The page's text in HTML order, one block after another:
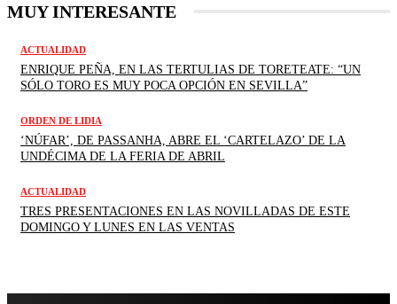
MUY INTERESANTE
ACTUALIDAD
ENRIQUE PEÑA, EN LAS TERTULIAS DE TORETEATE: “UN
SÓLO TORO ES MUY POCA OPCIÓN EN SEVILLA”
ORDEN DE LIDIA
‘NÚFAR’, DE PASSANHA, ABRE EL ‘CARTELAZO’ DE LA
UNDÉCIMA DE LA FERIA DE ABRIL
ACTUALIDAD
TRES PRESENTACIONES EN LAS NOVILLADAS DE ESTE
DOMINGO Y LUNES EN LAS VENTAS